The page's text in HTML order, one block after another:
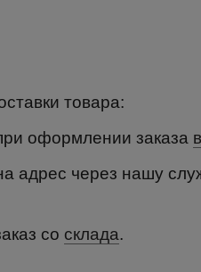
товара:
оформлении заказа
адрес через нашу
со склада.